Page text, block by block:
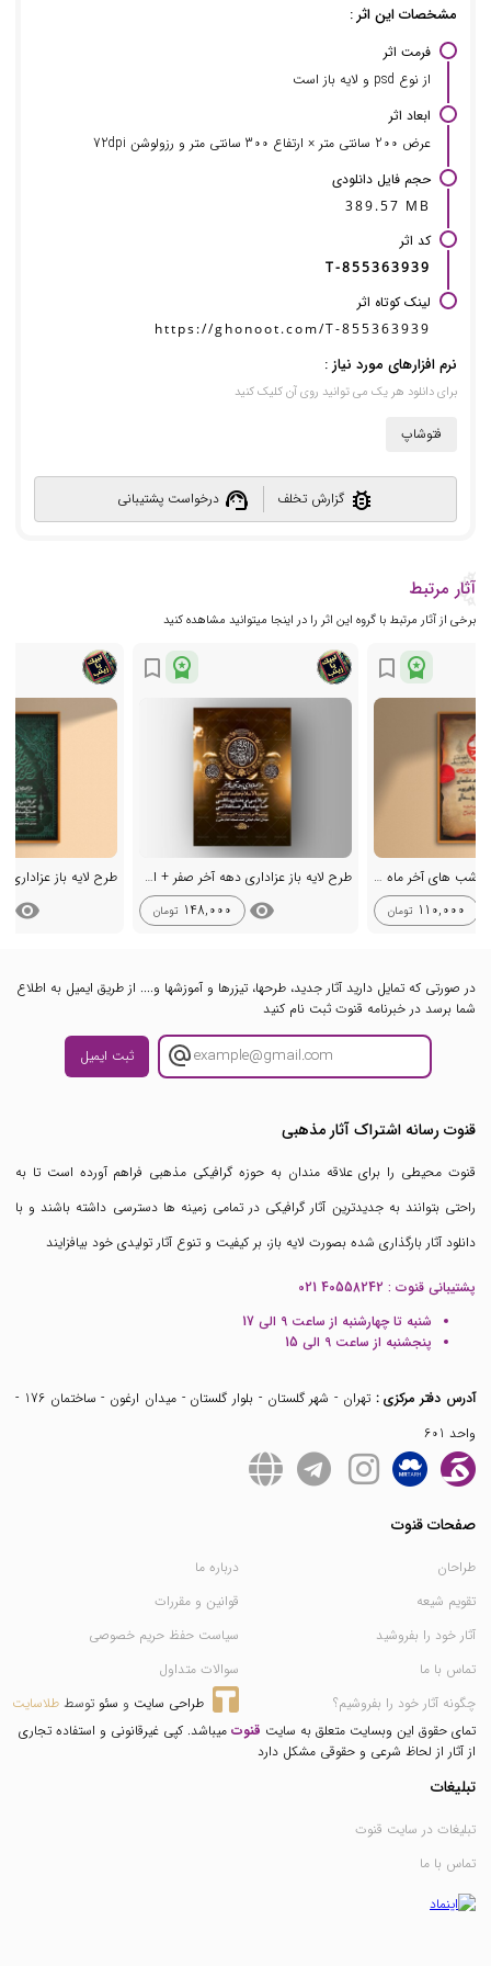
مشخصات این اثر :
فرمت اثر
از نوع psd و لایه باز است
ابعاد اثر
عرض 200 سانتی متر × ارتفاع 300 سانتی متر و رزولوشن 72dpi
حجم فایل دانلودی
389.57 MB
کد اثر
T-855363939
لینک کوتاه اثر
https://ghonoot.com/T-855363939
نرم افزارهای مورد نیاز :
برای دانلود هر یک می توانید روی آن کلیک کنید
فتوشاپ
bug_report گزارش تخلف support_agent درخواست پشتیبانی
آثار مرتبط
برخی از آثار مرتبط با گروه این اثر را در اینجا میتوانید مشاهده کنید
workspace_premium
bookmark_border
طرح لایه باز اطلاعیه شب های آخر ماه صفر
110,000 تومان
workspace_premium
bookmark_border
طرح لایه باز عزاداری دهه آخر صفر + استوری
visibility
148,000 تومان visibility
در صورتی که تمایل دارید آثار جدید، طرحها، تیزرها و آموزشها و.... از طریق ایمیل به اطلاع
شما برسد در خبرنامه قنوت ثبت نام کنید
ثبت ایمیل
قنوت رسانه اشتراک آثار مذهبی
قنوت محیطی را برای علاقه مندان به حوزه گرافیکی مذهبی فراهم آورده است تا به
راحتی بتوانند به جدیدترین آثار گرافیکی در تمامی زمینه ها دسترسی داشته باشند و با
دانلود آثار بارگذاری شده بصورت لایه باز، بر کیفیت و تنوع آثار تولیدی خود بیافزایند
پشتیبانی قنوت : 021 40558242
شنبه تا چهارشنبه از ساعت 9 الی 17
پنجشنبه از ساعت 9 الی 15
آدرس دفتر مرکزی :
تهران - شهر گلستان - بلوار گلستان - میدان ارغون - ساختمان 176 -
واحد 601
صفحات قنوت
طراحان
تقویم شیعه
آثار خود را بفروشید
تماس با ما
چگونه آثار خود را بفروشیم؟
درباره ما
قوانین و مقررات
سیاست حفظ حریم خصوصی
سوالات متداول
طراحی سایت و سئو توسط طلاسایت
تمای حقوق این وبسایت متعلق به سایت قنوت میباشد. کپی غیرقانونی و استفاده تجاری
از آثار از لحاظ شرعی و حقوقی مشکل دارد
تبلیغات
تبلیغات در سایت قنوت
تماس با ما